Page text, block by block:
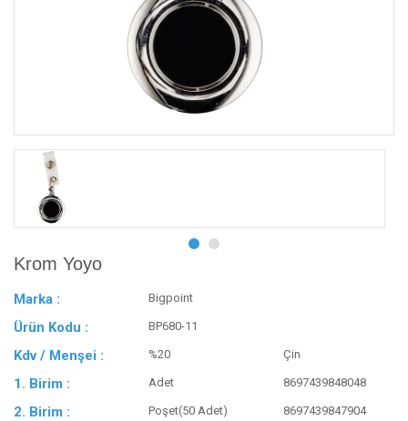
Krom Yoyo
Marka : Bigpoint
Ürün Kodu : BP680-11
Kdv / Menşei : %20 Çin
1. Birim : Adet 8697439848048
2. Birim : Poşet(50 Adet) 8697439847904